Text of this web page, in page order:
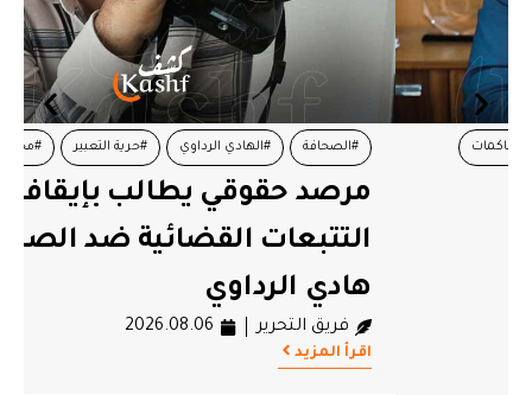
#الصحافة #الهادي الرداوي #حرية التعبير #محاكمات
#مرصد الحرية لتونس
مرصد حقوقي يطالب بإيقاف
التتبعات القضائية ضد الصحفي
هادي الرداوي
فريق التحرير 2026.08.06